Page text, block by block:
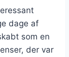
dage af
som en
der var